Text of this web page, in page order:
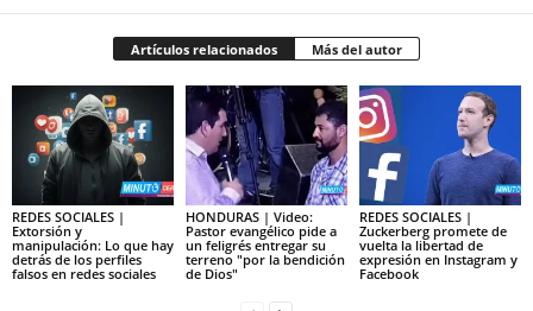
Artículos relacionados Más del autor
REDES SOCIALES |
Extorsión y
manipulación: Lo que hay
detrás de los perfiles
falsos en redes sociales
HONDURAS | Video:
Pastor evangélico pide a
un feligrés entregar su
terreno "por la bendición
de Dios"
REDES SOCIALES |
Zuckerberg promete de
vuelta la libertad de
expresión en Instagram y
Facebook